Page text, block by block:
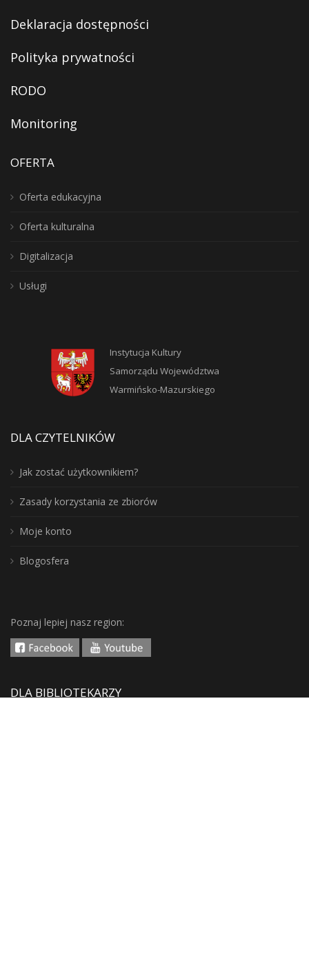
Deklaracja dostępności
Polityka prywatności
RODO
Monitoring
OFERTA
Oferta edukacyjna
Oferta kulturalna
Digitalizacja
Usługi
Instytucja Kultury
Samorządu Województwa
Warmińsko-Mazurskiego
DLA CZYTELNIKÓW
Jak zostać użytkownikiem?
Zasady korzystania ze zbiorów
Moje konto
Blogosfera
Poznaj lepiej nasz region:
DLA BIBLIOTEKARZY